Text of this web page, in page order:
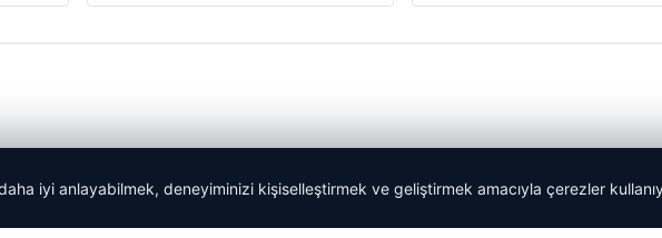
daha iyi anlayabilmek, deneyiminizi kişiselleştirmek ve geliştirmek amacıyla çerezler